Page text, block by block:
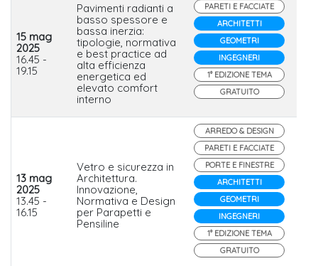
15 mag
2025
16.45 -
19.15
Pavimenti radianti a
basso spessore e
bassa inerzia:
tipologie, normativa
e best practice ad
alta efficienza
energetica ed
elevato comfort
interno
PARETI E FACCIATE
ARCHITETTI
GEOMETRI
INGEGNERI
1° EDIZIONE TEMA
GRATUITO
13 mag
2025
13.45 -
16.15
Vetro e sicurezza in
Architettura.
Innovazione,
Normativa e Design
per Parapetti e
Pensiline
ARREDO & DESIGN
PARETI E FACCIATE
PORTE E FINESTRE
ARCHITETTI
GEOMETRI
INGEGNERI
1° EDIZIONE TEMA
GRATUITO